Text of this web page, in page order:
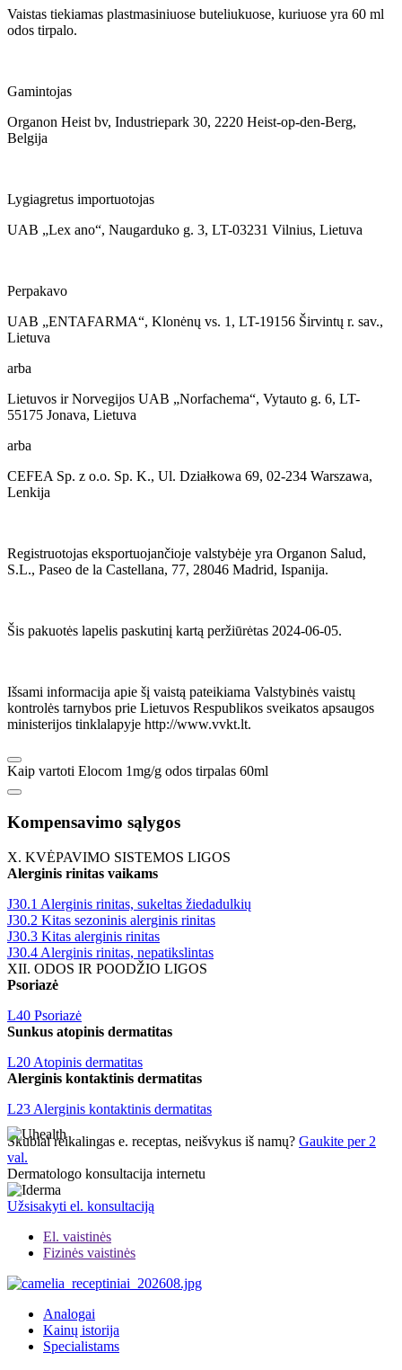
Vaistas tiekiamas plastmasiniuose buteliukuose, kuriuose yra 60 ml
odos tirpalo.
Gamintojas
Organon Heist bv, Industriepark 30, 2220 Heist-op-den-Berg,
Belgija
Lygiagretus importuotojas
UAB „Lex ano“, Naugarduko g. 3, LT-03231 Vilnius, Lietuva
Perpakavo
UAB „ENTAFARMA“, Klonėnų vs. 1, LT-19156 Širvintų r. sav.,
Lietuva
arba
Lietuvos ir Norvegijos UAB „Norfachema“, Vytauto g. 6, LT-
55175 Jonava, Lietuva
arba
CEFEA Sp. z o.o. Sp. K., Ul. Działkowa 69, 02-234 Warszawa,
Lenkija
Registruotojas eksportuojančioje valstybėje yra Organon Salud,
S.L., Paseo de la Castellana, 77, 28046 Madrid, Ispanija.
Šis pakuotės lapelis paskutinį kartą peržiūrėtas 2024-06-05.
Išsami informacija apie šį vaistą pateikiama Valstybinės vaistų
kontrolės tarnybos prie Lietuvos Respublikos sveikatos apsaugos
ministerijos tinklalapyje http://www.vvkt.lt.
Kaip vartoti Elocom 1mg/g odos tirpalas 60ml
Kompensavimo sąlygos
X. KVĖPAVIMO SISTEMOS LIGOS
Alerginis rinitas vaikams
J30.1 Alerginis rinitas, sukeltas žiedadulkių
J30.2 Kitas sezoninis alerginis rinitas
J30.3 Kitas alerginis rinitas
J30.4 Alerginis rinitas, nepatikslintas
XII. ODOS IR POODŽIO LIGOS
Psoriazė
L40 Psoriazė
Sunkus atopinis dermatitas
L20 Atopinis dermatitas
Alerginis kontaktinis dermatitas
L23 Alerginis kontaktinis dermatitas
Skubiai reikalingas e. receptas, neišvykus iš namų? Gaukite per 2
val.
Dermatologo konsultacija internetu
Užsisakyti el. konsultaciją
El. vaistinės
Fizinės vaistinės
Analogai
Kainų istorija
Specialistams